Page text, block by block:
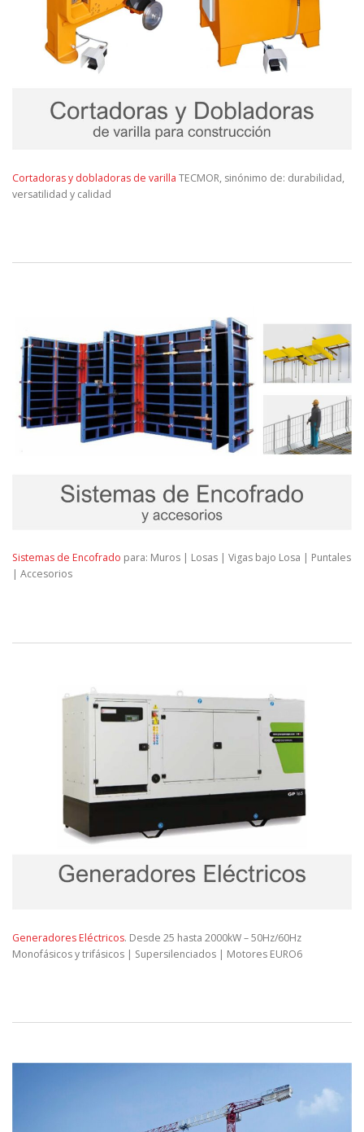
Cortadoras y dobladoras de varilla TECMOR, sinónimo de: durabilidad,
versatilidad y calidad
Sistemas de Encofrado para: Muros | Losas | Vigas bajo Losa | Puntales
| Accesorios
Generadores Eléctricos. Desde 25 hasta 2000kW – 50Hz/60Hz
Monofásicos y trifásicos | Supersilenciados | Motores EURO6